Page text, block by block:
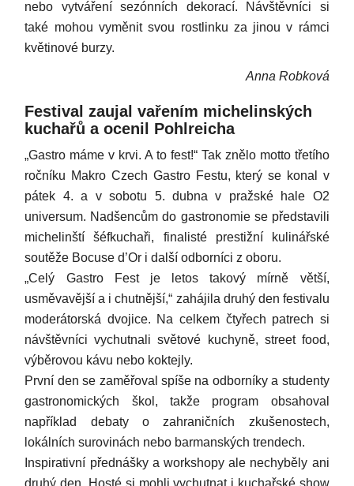
nebo vytváření sezónních dekorací. Návštěvníci si
také mohou vyměnit svou rostlinku za jinou v rámci
květinové burzy.
Anna Robková
Festival zaujal vařením michelinských
kuchařů a ocenil Pohlreicha
„Gastro máme v krvi. A to fest!“ Tak znělo motto třetího
ročníku Makro Czech Gastro Festu, který se konal v
pátek 4. a v sobotu 5. dubna v pražské hale O2
universum. Nadšencům do gastronomie se představili
michelinští šéfkuchaři, finalisté prestižní kulinářské
soutěže Bocuse d’Or i další odborníci z oboru.
„Celý Gastro Fest je letos takový mírně větší,
usměvavější a i chutnější,“ zahájila druhý den festivalu
moderátorská dvojice. Na celkem čtyřech patrech si
návštěvníci vychutnali světové kuchyně, street food,
výběrovou kávu nebo koktejly.
První den se zaměřoval spíše na odborníky a studenty
gastronomických škol, takže program obsahoval
například debaty o zahraničních zkušenostech,
lokálních surovinách nebo barmanských trendech.
Inspirativní přednášky a workshopy ale nechyběly ani
druhý den. Hosté si mohli vychutnat i kuchařské show